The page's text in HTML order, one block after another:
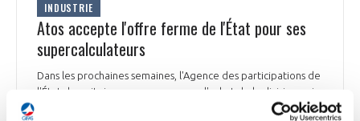
INDUSTRIE
Atos accepte l'offre ferme de l'État pour ses
supercalculateurs
Dans les prochaines semaines, l'Agence des participations de
l'État devrait signer une promesse d'achat de la division qui
fabrique notamment les supercalculateurs indispensables au